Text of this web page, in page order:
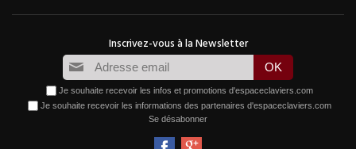
Je souhaite recevoir les infos et promotions d'espaceclaviers.com
Je souhaite recevoir les informations des partenaires d'espaceclaviers.com
Se désabonner